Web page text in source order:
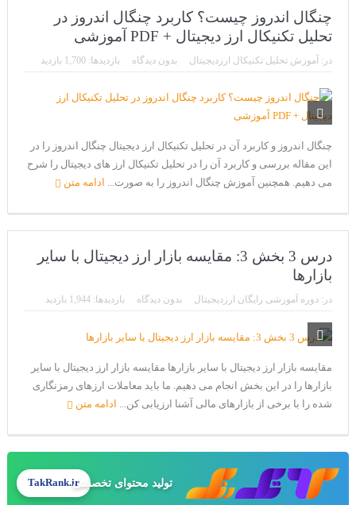
چنگال اندروز چیست؟ کاربرد چنگال اندروز در
تحلیل تکنیکال ارز دیجیتال + PDF آموزشی
در: آموزش تحلیل تکنیکال ارزدیجیتال بدون دیدگاه بازدیدها: 1,700 بازدید
چنگال اندروز و کاربرد آن در تحلیل تکنیکال ارز دیجیتال چنگال اندروز را در
این مقاله بررسی و کاربرد آن را در تحلیل تکنیکال ارز های دیجیتال را شرح
می دهیم. همچنین آموزش چنگال اندروز را به صورت... ادامه متن
درس 3 بخش 3: مقایسه بازار ارز دیجیتال با سایر
بازارها
در: دوره آموزشی رایگان ارزدیجیتال بدون دیدگاه بازدیدها: 1,944 بازدید
مقایسه بازار ارز دیجیتال با سایر بازارها مقایسه بازار ارز دیجیتال با سایر
بازارها را در این بخش انجام می دهیم. ما باید معاملات ارزهای رمزنگاری
شده را با برخی از بازارهای مالی آشنا ارزیابی کن... ادامه متن
تولید محتوای تخصصیTakRank.ir